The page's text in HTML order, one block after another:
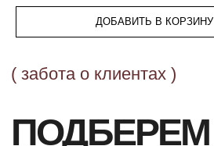
ДОБАВИТЬ В КОРЗИНУ